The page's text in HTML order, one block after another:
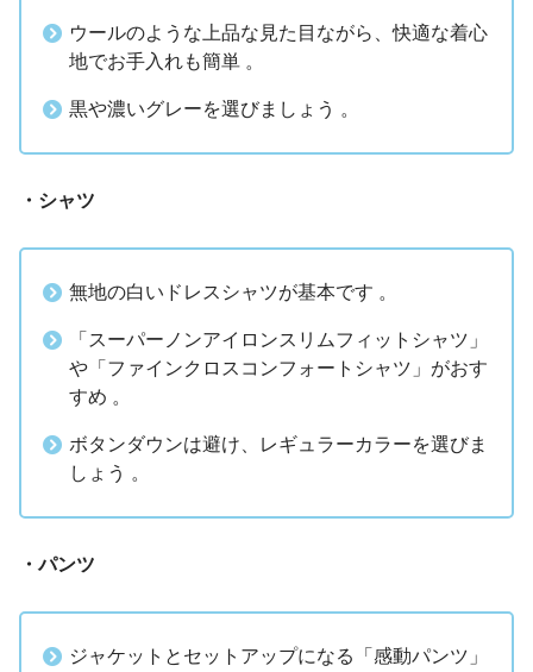
ウールのような上品な見た目ながら、快適な着心
地でお手入れも簡単 。
黒や濃いグレーを選びましょう 。
・シャツ
無地の白いドレスシャツが基本です 。
「スーパーノンアイロンスリムフィットシャツ」
や「ファインクロスコンフォートシャツ」がおす
すめ 。
ボタンダウンは避け、レギュラーカラーを選びま
しょう 。
・パンツ
ジャケットとセットアップになる「感動パンツ」